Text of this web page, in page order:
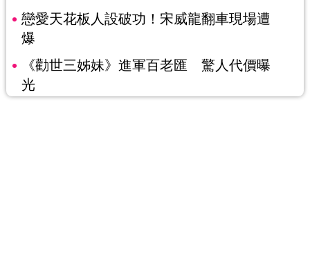
戀愛天花板人設破功！宋威龍翻車現場遭
爆
《勸世三姊妹》進軍百老匯 驚人代價曝
光